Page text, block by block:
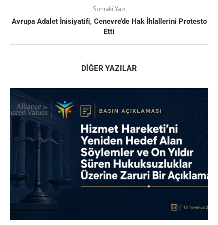
Sonraki Yazı
Avrupa Adalet İnisiyatifi, Cenevre’de Hak İhlallerini Protesto
Etti
DIĞER YAZILAR